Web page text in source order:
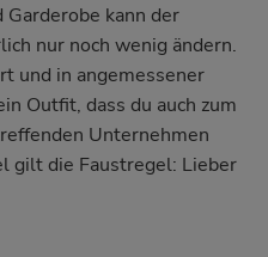
kann der
nur noch wenig ändern.
und in angemessener
Outfit, dass du auch zum
Unternehmen
gilt die Faustregel: Lieber